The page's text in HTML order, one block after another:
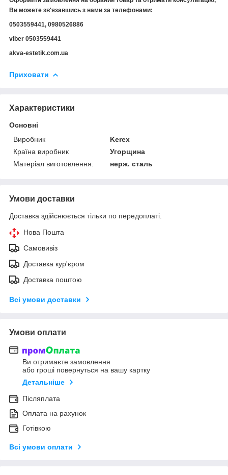
Ви можете зв'язавшись з нами за телефонами:
0503559441, 0980526886
viber 0503559441
akva-estetik.com.ua
Приховати
Характеристики
Основні
Виробник
Kerex
Країна виробник
Угорщина
Матеріал виготовлення:
нерж. сталь
Умови доставки
Доставка здійснюється тільки по передоплаті.
Нова Пошта
Самовивіз
Доставка кур'єром
Доставка поштою
Всі умови доставки
Умови оплати
Ви отримаєте замовлення
або гроші повернуться на вашу картку
Детальніше
Післяплата
Оплата на рахунок
Готівкою
Всі умови оплати